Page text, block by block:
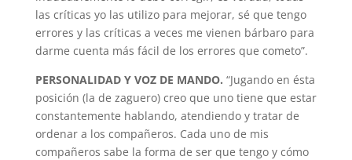
las críticas yo las utilizo para mejorar, sé que tengo
errores y las críticas a veces me vienen bárbaro para
darme cuenta más fácil de los errores que cometo”.
PERSONALIDAD Y VOZ DE MANDO. “Jugando en ésta
posición (la de zaguero) creo que uno tiene que estar
constantemente hablando, atendiendo y tratar de
ordenar a los compañeros. Cada uno de mis
compañeros sabe la forma de ser que tengo y cómo